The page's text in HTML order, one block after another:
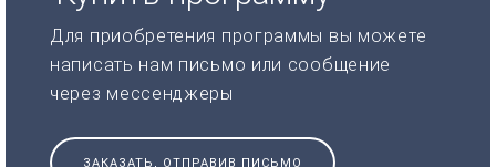
Для приобретения программы вы можете
написать нам письмо или сообщение
через мессенджеры
ЗАКАЗАТЬ, ОТПРАВИВ ПИСЬМО